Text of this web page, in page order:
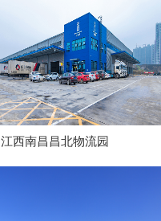
江西南昌昌北物流园